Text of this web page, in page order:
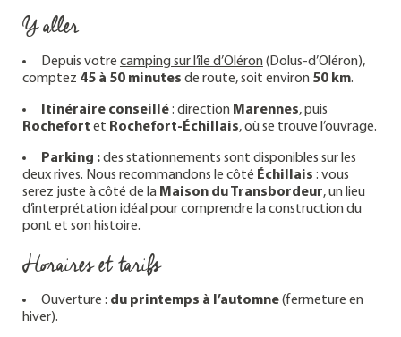
Y aller
Depuis votre camping sur l’île d’Oléron(Dolus-d’Oléron),
comptez 45 à 50 minutes de route, soit environ 50 km.
Itinéraire conseillé: direction Marennes, puis
Rochefort et Rochefort-Échillais, où se trouve l’ouvrage.
Parking :des stationnements sont disponibles sur les
deux rives. Nous recommandons le côté Échillais : vous
serez juste à côté de la Maison du Transbordeur, un lieu
d’interprétation idéal pour comprendre la construction du
pont et son histoire.
Horaires et tarifs
Ouverture : du printemps à l’automne(fermeture en
hiver).